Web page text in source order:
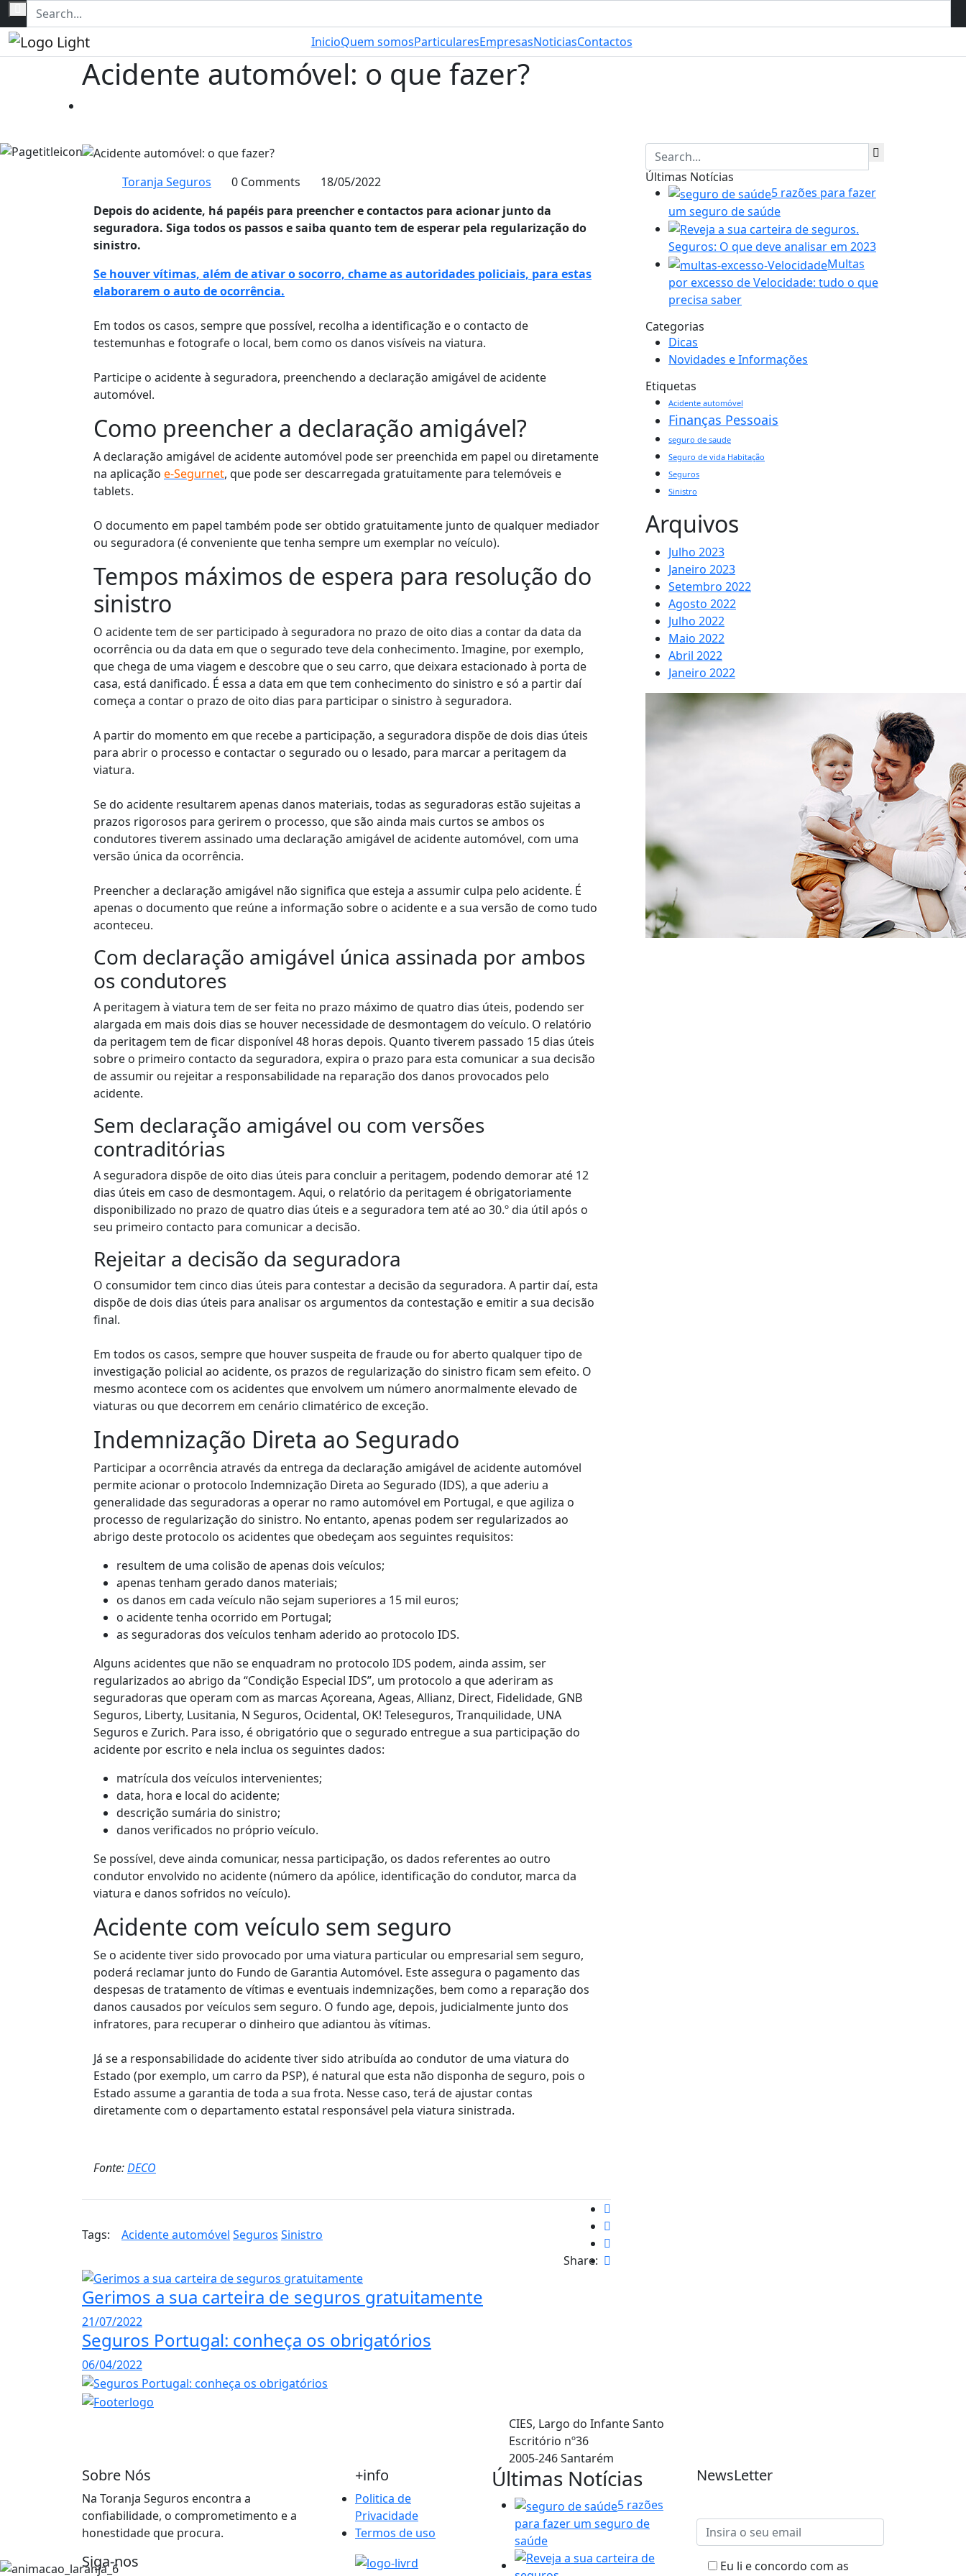
InicioQuem somosParticularesEmpresasNoticiasContactos
Acidente automóvel: o que fazer?
Toranja Seguros 0 Comments
18/05/2022
Depois do acidente, há papéis para preencher e contactos para acionar junto da
seguradora. Siga todos os passos e saiba quanto tem de esperar pela regularização do
sinistro.
Se houver vítimas, além de ativar o socorro, chame as autoridades policiais, para estas
elaborarem o auto de ocorrência.
Em todos os casos, sempre que possível, recolha a identificação e o contacto de
testemunhas e fotografe o local, bem como os danos visíveis na viatura.
Participe o acidente à seguradora, preenchendo a declaração amigável de acidente
automóvel.
Como preencher a declaração amigável?
A declaração amigável de acidente automóvel pode ser preenchida em papel ou diretamente
na aplicação e-Segurnet, que pode ser descarregada gratuitamente para telemóveis e
tablets.
O documento em papel também pode ser obtido gratuitamente junto de qualquer mediador
ou seguradora (é conveniente que tenha sempre um exemplar no veículo).
Tempos máximos de espera para resolução do
sinistro
O acidente tem de ser participado à seguradora no prazo de oito dias a contar da data da
ocorrência ou da data em que o segurado teve dela conhecimento. Imagine, por exemplo,
que chega de uma viagem e descobre que o seu carro, que deixara estacionado à porta de
casa, está danificado. É essa a data em que tem conhecimento do sinistro e só a partir daí
começa a contar o prazo de oito dias para participar o sinistro à seguradora.
A partir do momento em que recebe a participação, a seguradora dispõe de dois dias úteis
para abrir o processo e contactar o segurado ou o lesado, para marcar a peritagem da
viatura.
Se do acidente resultarem apenas danos materiais, todas as seguradoras estão sujeitas a
prazos rigorosos para gerirem o processo, que são ainda mais curtos se ambos os
condutores tiverem assinado uma declaração amigável de acidente automóvel, com uma
versão única da ocorrência.
Preencher a declaração amigável não significa que esteja a assumir culpa pelo acidente. É
apenas o documento que reúne a informação sobre o acidente e a sua versão de como tudo
aconteceu.
Com declaração amigável única assinada por ambos
os condutores
A peritagem à viatura tem de ser feita no prazo máximo de quatro dias úteis, podendo ser
alargada em mais dois dias se houver necessidade de desmontagem do veículo. O relatório
da peritagem tem de ficar disponível 48 horas depois. Quanto tiverem passado 15 dias úteis
sobre o primeiro contacto da seguradora, expira o prazo para esta comunicar a sua decisão
de assumir ou rejeitar a responsabilidade na reparação dos danos provocados pelo
acidente.
Sem declaração amigável ou com versões
contraditórias
A seguradora dispõe de oito dias úteis para concluir a peritagem, podendo demorar até 12
dias úteis em caso de desmontagem. Aqui, o relatório da peritagem é obrigatoriamente
disponibilizado no prazo de quatro dias úteis e a seguradora tem até ao 30.º dia útil após o
seu primeiro contacto para comunicar a decisão.
Rejeitar a decisão da seguradora
O consumidor tem cinco dias úteis para contestar a decisão da seguradora. A partir daí, esta
dispõe de dois dias úteis para analisar os argumentos da contestação e emitir a sua decisão
final.
Em todos os casos, sempre que houver suspeita de fraude ou for aberto qualquer tipo de
investigação policial ao acidente, os prazos de regularização do sinistro ficam sem efeito. O
mesmo acontece com os acidentes que envolvem um número anormalmente elevado de
viaturas ou que decorrem em cenário climatérico de exceção.
Indemnização Direta ao Segurado
Participar a ocorrência através da entrega da declaração amigável de acidente automóvel
permite acionar o protocolo Indemnização Direta ao Segurado (IDS), a que aderiu a
generalidade das seguradoras a operar no ramo automóvel em Portugal, e que agiliza o
processo de regularização do sinistro. No entanto, apenas podem ser regularizados ao
abrigo deste protocolo os acidentes que obedeçam aos seguintes requisitos:
resultem de uma colisão de apenas dois veículos;
apenas tenham gerado danos materiais;
os danos em cada veículo não sejam superiores a 15 mil euros;
o acidente tenha ocorrido em Portugal;
as seguradoras dos veículos tenham aderido ao protocolo IDS.
Alguns acidentes que não se enquadram no protocolo IDS podem, ainda assim, ser
regularizados ao abrigo da “Condição Especial IDS”, um protocolo a que aderiram as
seguradoras que operam com as marcas Açoreana, Ageas, Allianz, Direct, Fidelidade, GNB
Seguros, Liberty, Lusitania, N Seguros, Ocidental, OK! Teleseguros, Tranquilidade, UNA
Seguros e Zurich. Para isso, é obrigatório que o segurado entregue a sua participação do
acidente por escrito e nela inclua os seguintes dados:
matrícula dos veículos intervenientes;
data, hora e local do acidente;
descrição sumária do sinistro;
danos verificados no próprio veículo.
Se possível, deve ainda comunicar, nessa participação, os dados referentes ao outro
condutor envolvido no acidente (número da apólice, identificação do condutor, marca da
viatura e danos sofridos no veículo).
Acidente com veículo sem seguro
Se o acidente tiver sido provocado por uma viatura particular ou empresarial sem seguro,
poderá reclamar junto do Fundo de Garantia Automóvel. Este assegura o pagamento das
despesas de tratamento de vítimas e eventuais indemnizações, bem como a reparação dos
danos causados por veículos sem seguro. O fundo age, depois, judicialmente junto dos
infratores, para recuperar o dinheiro que adiantou às vítimas.
Já se a responsabilidade do acidente tiver sido atribuída ao condutor de uma viatura do
Estado (por exemplo, um carro da PSP), é natural que esta não disponha de seguro, pois o
Estado assume a garantia de toda a sua frota. Nesse caso, terá de ajustar contas
diretamente com o departamento estatal responsável pela viatura sinistrada.
Fonte:DECO
Tags: Acidente automóvel Seguros Sinistro
Share:
Gerimos a sua carteira de seguros gratuitamente
21/07/2022
Seguros Portugal: conheça os obrigatórios
06/04/2022
Últimas Notícias
5 razões para fazer
um seguro de saúde
Seguros: O que deve analisar em 2023
Multas
por excesso de Velocidade: tudo o que
precisa saber
Categorias
Dicas
Novidades e Informações
Etiquetas
Acidente automóvel
Finanças Pessoais
seguro de saude
Seguro de vida Habitação
Seguros
Sinistro
Arquivos
Julho 2023
Janeiro 2023
Setembro 2022
Agosto 2022
Julho 2022
Maio 2022
Abril 2022
Janeiro 2022
CIES, Largo do Infante Santo
Escritório nº36
2005-246 Santarém
Sobre Nós
Na Toranja Seguros encontra a
confiabilidade, o comprometimento e a
honestidade que procura.
Siga-nos
+info
Politica de
Privacidade
Termos de uso
Últimas Notícias
5 razões
para fazer um seguro de
saúde
NewsLetter
Eu li e concordo com as